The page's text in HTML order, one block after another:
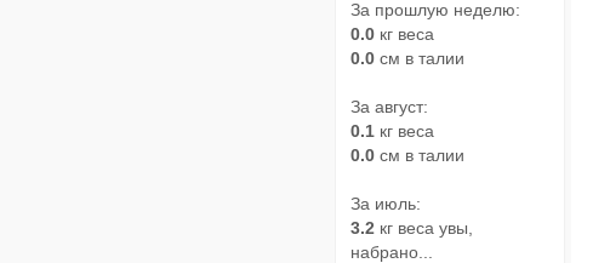
За прошлую неделю:
0.0 кг веса
0.0 см в талии
За август:
0.1 кг веса
0.0 см в талии
За июль:
3.2 кг веса увы,
набрано...